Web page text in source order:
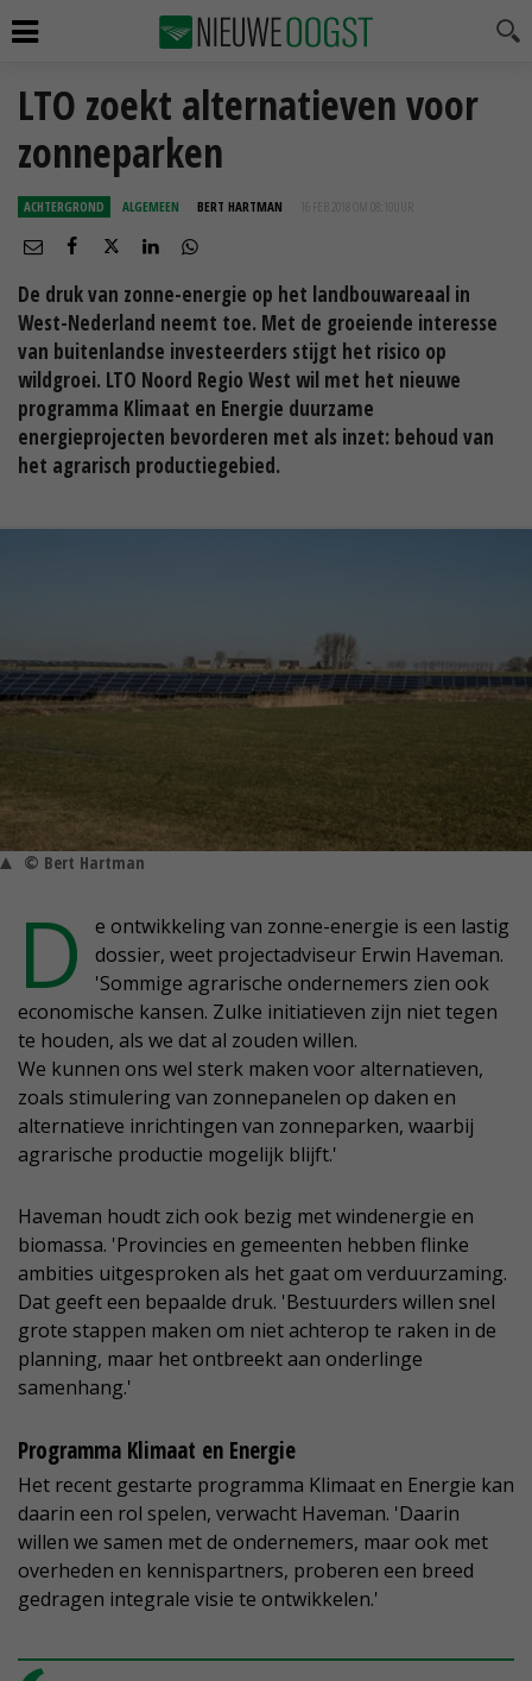
LTO zoekt alternatieven voor
zonneparken
ACHTERGROND ALGEMEEN BERT HARTMAN 16 FEB 2018 OM 08:10
De druk van zonne-energie op het landbouwareaal in
West-Nederland neemt toe. Met de groeiende interesse
van buitenlandse investeerders stijgt het risico op
wildgroei. LTO Noord Regio West wil met het nieuwe
programma Klimaat en Energie duurzame
energieprojecten bevorderen met als inzet: behoud van
het agrarisch productiegebied.
© Bert Hartman
D
e ontwikkeling van zonne-energie is een lastig
dossier, weet projectadviseur Erwin Haveman.
'Sommige agrarische ondernemers zien ook
economische kansen. Zulke initiatieven zijn niet tegen
te houden, als we dat al zouden willen.
We kunnen ons wel sterk maken voor alternatieven,
zoals stimulering van zonnepanelen op daken en
alternatieve inrichtingen van zonneparken, waarbij
agrarische productie mogelijk blijft.'
Haveman houdt zich ook bezig met windenergie en
biomassa. 'Provincies en gemeenten hebben flinke
ambities uitgesproken als het gaat om verduurzaming.
Dat geeft een bepaalde druk. 'Bestuurders willen snel
grote stappen maken om niet achterop te raken in de
planning, maar het ontbreekt aan onderlinge
samenhang.'
Programma Klimaat en Energie
Het recent gestarte programma Klimaat en Energie kan
daarin een rol spelen, verwacht Haveman. 'Daarin
willen we samen met de ondernemers, maar ook met
overheden en kennispartners, proberen een breed
gedragen integrale visie te ontwikkelen.'